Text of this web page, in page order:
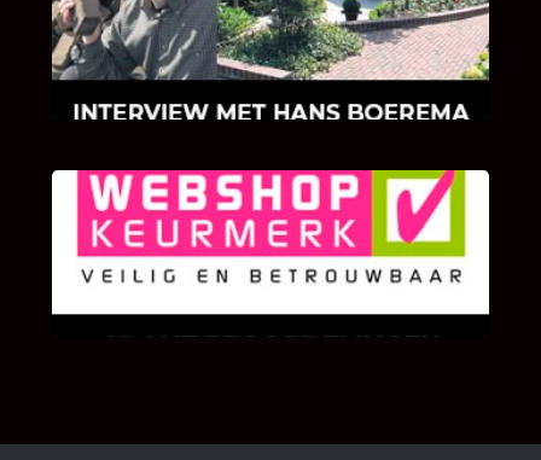
Hans Boerema motiveert in de wereld van
klinkers en tegels!
KLANT BEOORDELINGEN
We zijn er zeer op gesteld om te weten wat u
als klant van ons en onze diensten vindt.